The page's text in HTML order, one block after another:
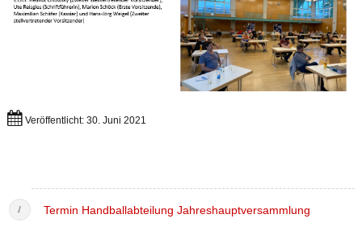
Veröffentlicht: 30. Juni 2021
Termin Handballabteilung Jahreshauptversammlung